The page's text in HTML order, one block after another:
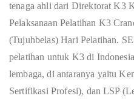
tenaga ahli dari Direktorat K3
Pelaksanaan Pelatihan K3
(Tujuhbelas) Hari Pelatihan.
pelatihan untuk K3 di
lembaga, di antaranya yaitu
Sertifikasi Profesi), dan LSP